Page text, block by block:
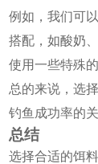
例如，我们可
搭配，如酸奶
使用一些特殊
总的来说，选
钓鱼成功率的关
总结
选择合适的饵